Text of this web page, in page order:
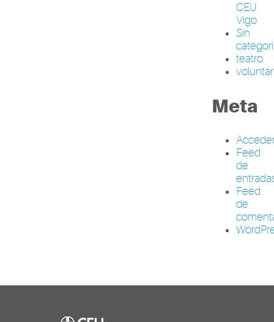
CEU
Vigo
Sin
teatro
Meta
Feed
de
Feed
de